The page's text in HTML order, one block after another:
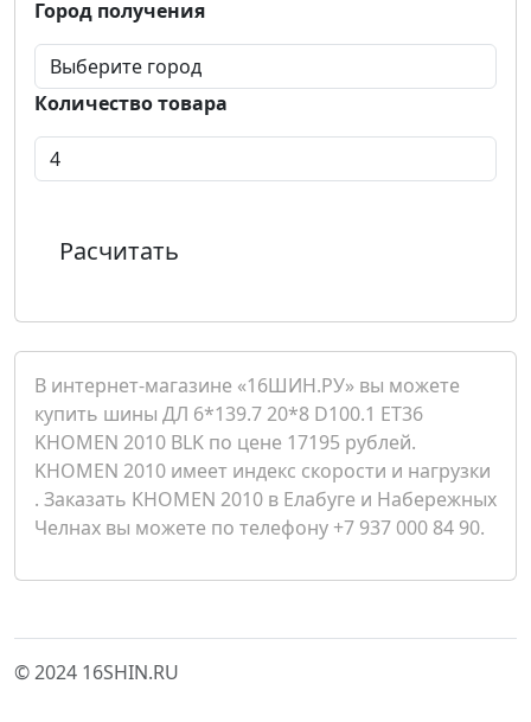
Город получения
Количество товара
Расчитать
В интернет-магазине «16ШИН.РУ» вы можете
купить шины ДЛ 6*139.7 20*8 D100.1 ET36
KHOMEN 2010 BLK по цене 17195 рублей.
KHOMEN 2010 имеет индекс скорости и нагрузки
. Заказать KHOMEN 2010 в Елабуге и Набережных
Челнах вы можете по телефону +7 937 000 84 90.
© 2024 16SHIN.RU